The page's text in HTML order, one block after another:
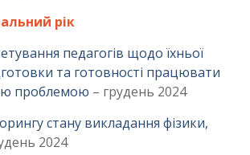
рік
педагогів щодо їхньої
та готовності працювати
проблемою – грудень 2024
стану викладання фізики,
2024